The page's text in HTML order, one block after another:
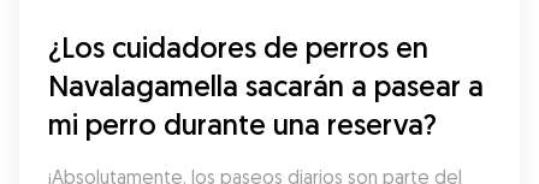
¿Los cuidadores de perros en
Navalagamella sacarán a pasear a
mi perro durante una reserva?
¡Absolutamente, los paseos diarios son parte del